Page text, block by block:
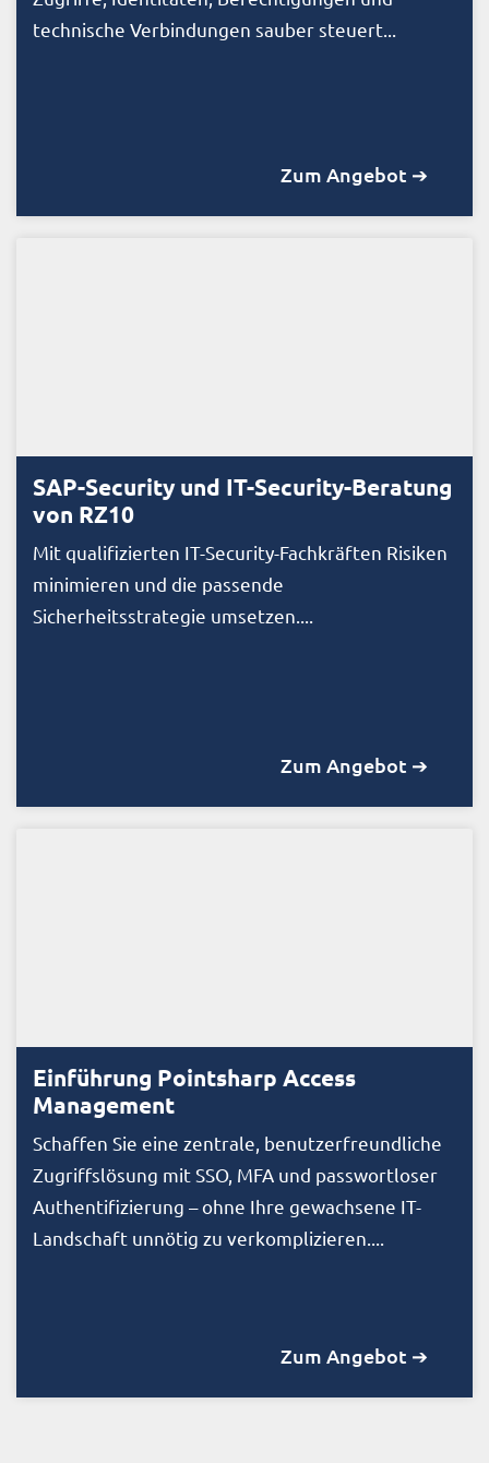
technische Verbindungen sauber steuert...
Zum Angebot ➔
SAP-Security und IT-Security-Beratung
von RZ10
Mit qualifizierten IT-Security-Fachkräften Risiken
minimieren und die passende
Sicherheitsstrategie umsetzen....
Zum Angebot ➔
Einführung Pointsharp Access
Management
Schaffen Sie eine zentrale, benutzerfreundliche
Zugriffslösung mit SSO, MFA und passwortloser
Authentifizierung – ohne Ihre gewachsene IT-
Landschaft unnötig zu verkomplizieren....
Zum Angebot ➔